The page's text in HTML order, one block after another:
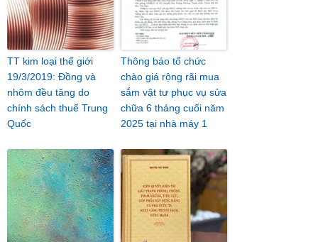
TT kim loại thế giới
19/3/2019: Đồng và
nhôm đều tăng do
chính sách thuế Trung
Quốc
Thông báo tổ chức
chào giá rộng rãi mua
sắm vật tư phục vụ sửa
chữa 6 tháng cuối năm
2025 tại nhà máy 1